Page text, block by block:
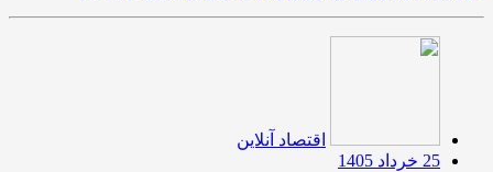
اقتصاد آنلاین
25 خرداد 1405